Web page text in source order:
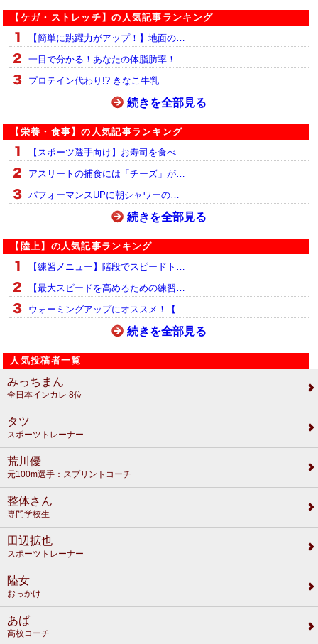
【ケガ・ストレッチ】の人気記事ランキング
【簡単に跳躍力がアップ！】地面の…
一目で分かる！あなたの体脂肪率！
プロテイン代わり!? きなこ牛乳
続きを全部見る
【栄養・食事】の人気記事ランキング
【スポーツ選手向け】お寿司を食べ…
アスリートの捕食には「チーズ」が…
パフォーマンスUPに朝シャワーの…
続きを全部見る
【陸上】の人気記事ランキング
【練習メニュー】階段でスピードト…
【最大スピードを高めるための練習…
ウォーミングアップにオススメ！【…
続きを全部見る
人気投稿者一覧
みっちまん
全日本インカレ 8位
タツ
スポーツトレーナー
荒川優
元100m選手：スプリントコーチ
整体さん
専門学校生
田辺拡也
スポーツトレーナー
陸女
おっかけ
あば
高校コーチ